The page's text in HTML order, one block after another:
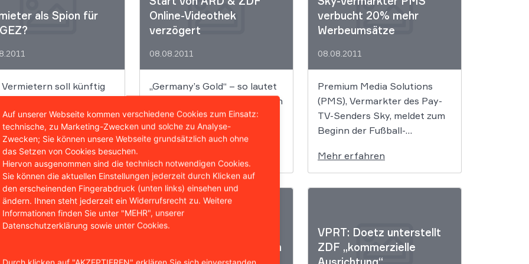
Nach eingehender
durch das rbb-
als Spion für
Vermietern soll künftig
Auskunftspflicht
der
auferlegt werden.
wird auch das
zwischen Mieter
stark belastet.
erfahren
Online-Videothek
verzögert
08.08.2011
„Germany’s Gold“ – so lautet
der Arbeitstitel der geplanten
Video-on-Demand Plattform
von ARD und ZDF.
Qualitätsinhalte aus 60
Jahren deutscher
Fernsehgeschichte sollen
dort abrufbar sein, so ZDF
Intendant Markus Schächter
im Frühjahr dieses Jahres.
verbucht 20% mehr
Werbeumsätze
08.08.2011
Premium Media Solutions
(PMS), Vermarkter des Pay-
TV-Senders Sky, meldet zum
Beginn der Fußball-
Vermarktungsrekorde. Im
Vergleich zum Auftakt der
letzten Saison hat sich die
Spielzeit 2011/2012 um mehr
als 50% erhöht. Die ist der
Mehr erfahren
USK
Leitlinien
Altersfreigabe von
und
Bundeskartellamt
überprüft Übernahme von
VPRT: Doetz unterstellt
ZDF „kommerzielle
Auf unserer Webseite kommen verschiedene Cookies zum Einsatz:
technische, zu Marketing-Zwecken und solche zu Analyse-
Zwecken; Sie können unsere Webseite grundsätzlich auch ohne
das Setzen von Cookies besuchen.
Hiervon ausgenommen sind die technisch notwendigen Cookies.
Sie können die aktuellen Einstellungen jederzeit durch Klicken auf
den erscheinenden Fingerabdruck (unten links) einsehen und
ändern. Ihnen steht jederzeit ein Widerrufsrecht zu. Weitere
Informationen finden Sie unter "MEHR", unserer
Datenschutzerklärung sowie unter Cookies.